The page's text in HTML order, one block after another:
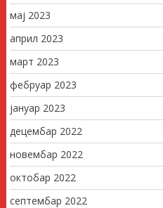
мај 2023
април 2023
март 2023
фебруар 2023
јануар 2023
децембар 2022
новембар 2022
октобар 2022
септембар 2022